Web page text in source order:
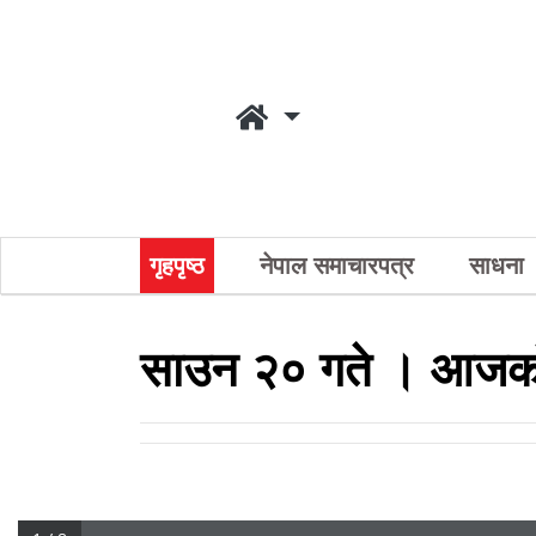
गृहपृष्ठ नेपाल समाचारपत्र साधना
साउन २० गते ।